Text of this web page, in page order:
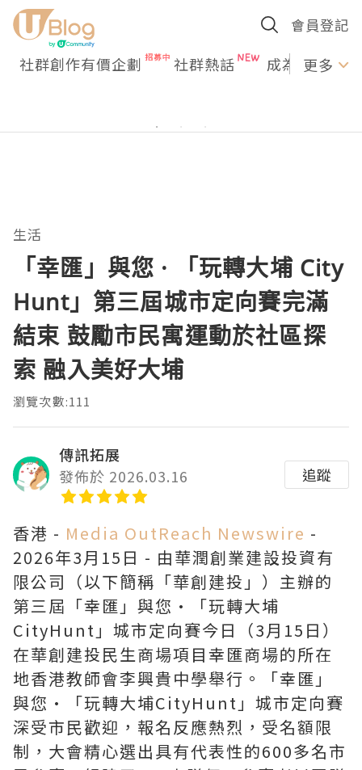
會員登記
社群創作有價企劃 社群熱話 成為U更多
生活
「幸匯」與您 · 「玩轉大埔 City
Hunt」第三屆城市定向賽完滿
結束 鼓勵市民寓運動於社區探
索 融入美好大埔
瀏覽次數:111
傳訊拓展
發佈於 2026.03.16
追蹤
香港 - Media OutReach Newswire -
2026年3月15日 - 由華潤創業建設投資有
限公司（以下簡稱「華創建投」）主辦的
第三屆「幸匯」與您·「玩轉大埔
CityHunt」城市定向賽今日（3月15日）
在華創建投民生商場項目幸匯商場的所在
地香港教師會李興貴中學舉行。「幸匯」
與您·「玩轉大埔CityHunt」城市定向賽
深受市民歡迎，報名反應熱烈，受名額限
制，大會精心選出具有代表性的600多名市